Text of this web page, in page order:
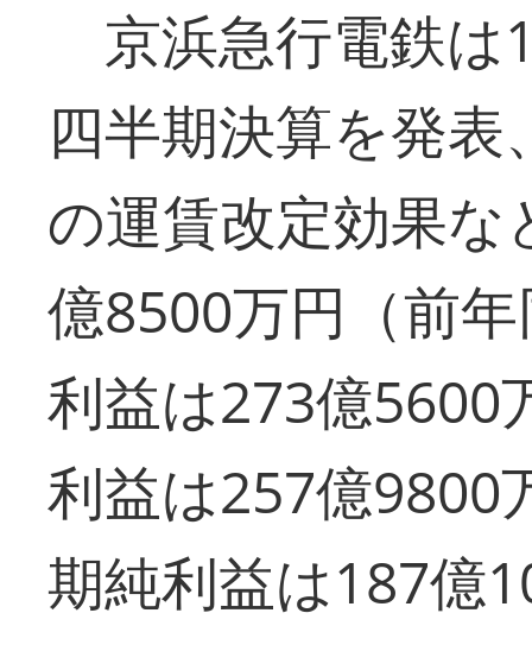
京浜急行電鉄は
四半期決算を発
の運賃改定効果
億8500万円（前
利益は273億5600
利益は257億9800
期純利益は187億